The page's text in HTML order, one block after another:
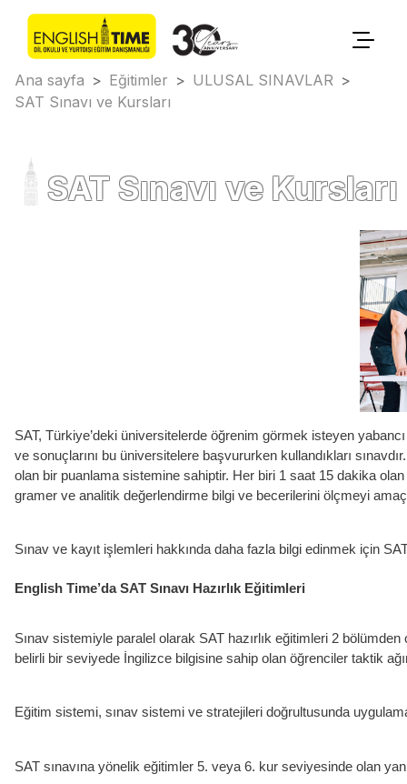
Ana sayfa > Eğitimler > ULUSAL SINAVLAR >
SAT Sınavı ve Kursları
SAT Sınavı ve Kursları
SAT, Türkiye’deki üniversitelerde öğrenim görmek isteyen
ve sonuçlarını bu üniversitelere başvururken kullandıkları
olan bir puanlama sistemine sahiptir. Her biri 1 saat 15 dakika
gramer ve analitik değerlendirme bilgi ve becerilerini ölçmeyi
Sınav ve kayıt işlemleri hakkında daha fazla bilgi edinmek için
English Time’da SAT Sınavı Hazırlık Eğitimleri
Sınav sistemiyle paralel olarak SAT hazırlık eğitimleri 2
belirli bir seviyede İngilizce bilgisine sahip olan öğrenciler taktik
Eğitim sistemi, sınav sistemi ve stratejileri doğrultusunda
SAT sınavına yönelik eğitimler 5. veya 6. kur seviyesinde olan